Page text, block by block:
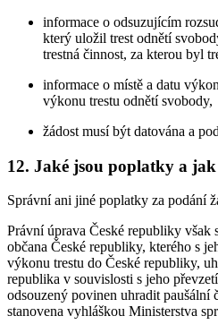
informace o odsuzujícím
který uložil trest odnětí
trestná činnost, za kterou byl
informace o místě a datu
výkonu trestu odnětí svobody,
žádost musí být datována a
12. Jaké jsou poplatky a
Správní ani jiné poplatky za podání
Právní úprava České republiky však
občana České republiky, kterého s
výkonu trestu do České republiky,
republika v souvislosti s jeho
odsouzený povinen uhradit paušální
stanovena vyhláškou Ministerstva